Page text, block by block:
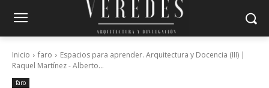
Inicio faro
Espacios para aprender. Arquitectura y Docencia (III) |
Raquel Martínez - Alberto...
faro